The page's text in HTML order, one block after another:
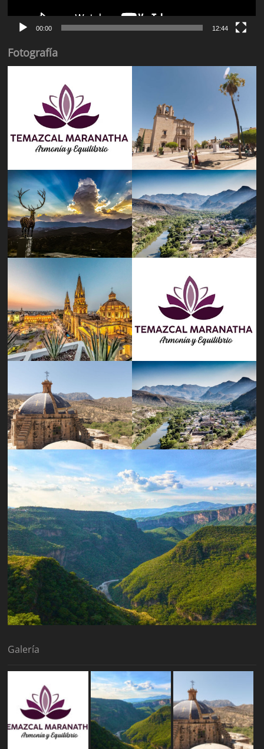
00:00 12:44
Fotografía
Galería